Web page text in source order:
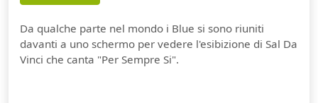
Da qualche parte nel mondo i Blue si sono riuniti
davanti a uno schermo per vedere l'esibizione di Sal Da
Vinci che canta "Per Sempre Si".